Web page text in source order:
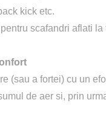
kick etc.
scafandri aflati
(sau a fortei) cu un
de aer si, prin